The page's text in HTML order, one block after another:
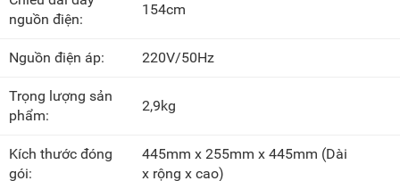
nguồn điện:
154cm
Nguồn điện áp: 220V/50Hz
Trọng lượng sản
phẩm:
2,9kg
Kích thước đóng
gói:
445mm x 255mm x 445mm (Dài
x rộng x cao)